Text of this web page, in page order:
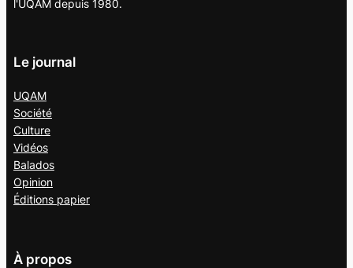
l'UQAM depuis 1980.
Le journal
UQAM
Société
Culture
Vidéos
Balados
Opinion
Éditions papier
À propos